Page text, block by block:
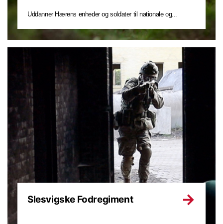
Uddanner Hærens enheder og soldater til nationale og...
Slesvigske Fodregiment